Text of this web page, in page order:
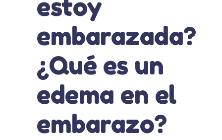
estoy
embarazada?
¿Qué es un
edema en el
embarazo?